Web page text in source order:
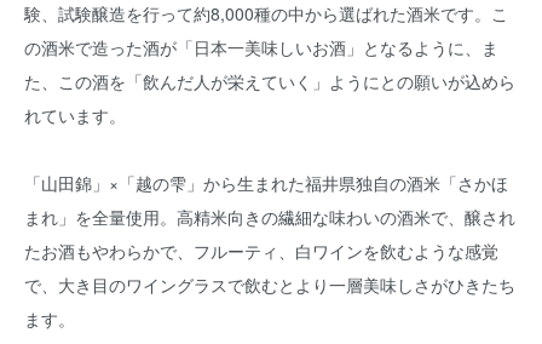
験、試験醸造を行って約8,000種の中から選ばれた酒米です。こ
の酒米で造った酒が「日本一美味しいお酒」となるように、ま
た、この酒を「飲んだ人が栄えていく」ようにとの願いが込めら
れています。
「山田錦」×「越の雫」から生まれた福井県独自の酒米「さかほ
まれ」を全量使用。高精米向きの繊細な味わいの酒米で、醸され
たお酒もやわらかで、フルーティ、白ワインを飲むような感覚
で、大き目のワイングラスで飲むとより一層美味しさがひきたち
ます。